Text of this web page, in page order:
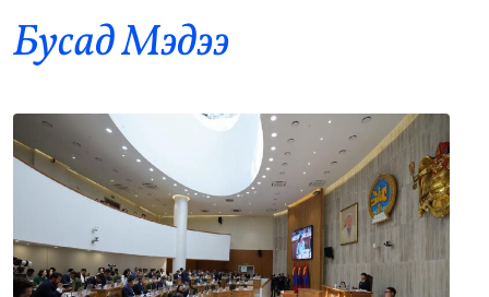
9 Бодлого шийдвэр Х. Болормаа 10 цаг 41 минутын өмнө
10
“Psychic Fever” хамтлаг: Хөгжмөөрөө хил
хязгаарыг давж, дэлхийн тайзнаа
хүрэхийг зорьж байна
Бусад Mэдээ